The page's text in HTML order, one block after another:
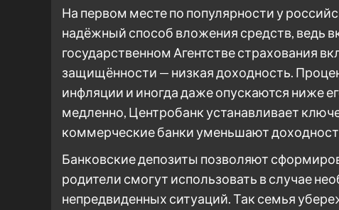
На первом месте по популярности у
надёжный способ вложения средств, ведь
государственном Агентстве страхования
защищённости — низкая доходность.
инфляции и иногда даже опускаются ниже
медленно, Центробанк устанавливает
коммерческие банки уменьшают
Банковские депозиты позволяют
родители смогут использовать в случае
непредвиденных ситуаций. Так семья